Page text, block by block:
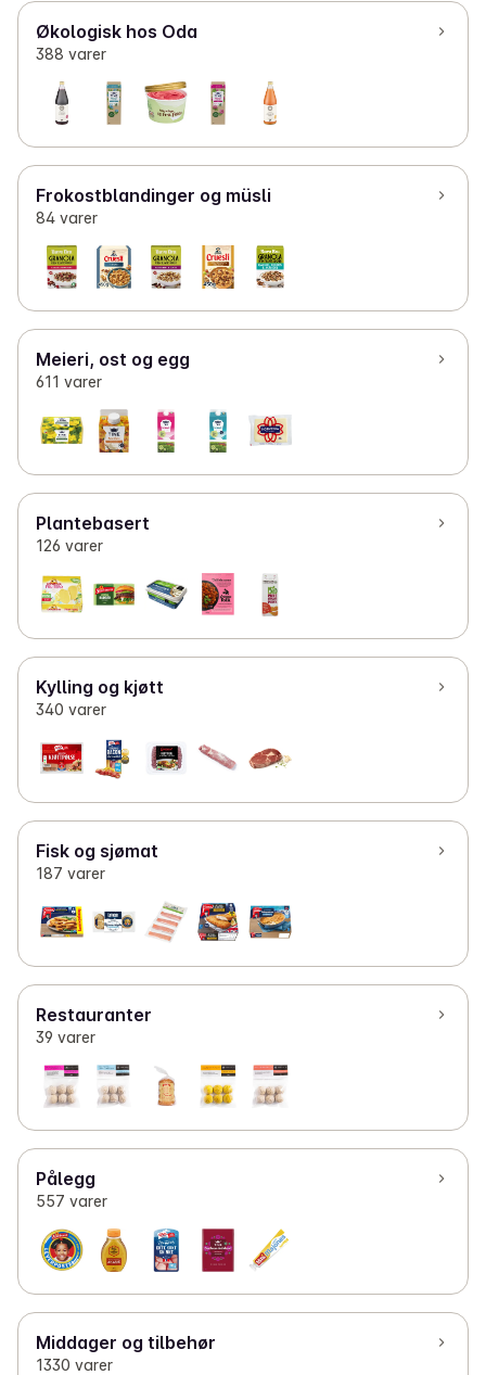
Økologisk hos Oda
388 varer
Frokostblandinger og müsli
84 varer
Meieri, ost og egg
611 varer
Plantebasert
126 varer
Kylling og kjøtt
340 varer
Fisk og sjømat
187 varer
Restauranter
39 varer
Pålegg
557 varer
Middager og tilbehør
1330 varer